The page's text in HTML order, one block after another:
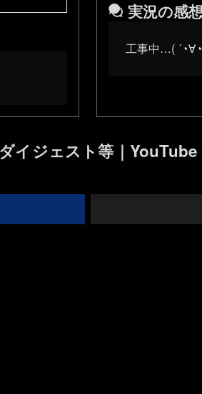
実況の感
工事中…(
ダイジェスト等｜YouTube